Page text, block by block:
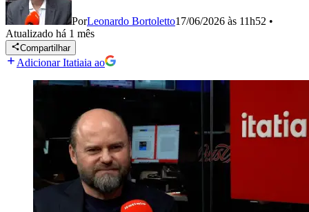
PorLeonardo Bortoletto17/06/2026 às 11h52 •
Atualizado há 1 mês
Compartilhar
Adicionar Itatiaia ao